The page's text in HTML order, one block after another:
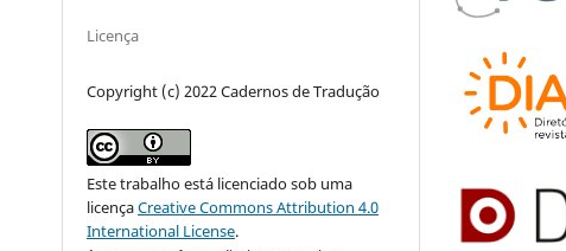
Licença
Copyright (c) 2022 Cadernos de Tradução
Este trabalho está licenciado sob uma
licençaCreative Commons Attribution 4.0
International License.